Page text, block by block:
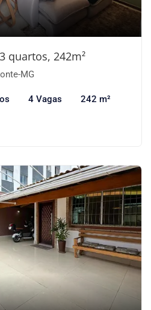
quartos, 242m²
MG
4 Vagas 242 m²